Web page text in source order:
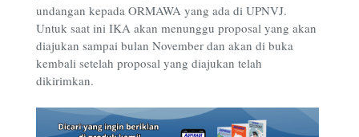
undangan kepada ORMAWA yang ada di UPNVJ.
Untuk saat ini IKA akan menunggu proposal yang akan
diajukan sampai bulan November dan akan di buka
kembali setelah proposal yang diajukan telah
dikirimkan.